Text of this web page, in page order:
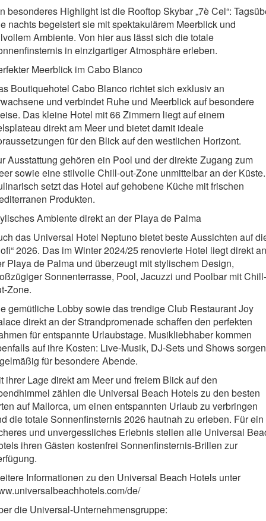
besonderes Highlight ist die Rooftop Skybar „7è Cel“:
nachts begeistert sie mit spektakulärem Meerblick und
Ambiente. Von hier aus lässt sich die totale
in einzigartiger Atmosphäre erleben.
Meerblick im Cabo Blanco
Boutiquehotel Cabo Blanco richtet sich exklusiv an
und verbindet Ruhe und Meerblick auf besondere
Das kleine Hotel mit 66 Zimmern liegt auf einem
direkt am Meer und bietet damit ideale
für den Blick auf den westlichen Horizont.
Ausstattung gehören ein Pool und der direkte Zugang zum
sowie eine stilvolle Chill-out-Zone unmittelbar an der Küste.
setzt das Hotel auf gehobene Küche mit frischen
Produkten.
Ambiente direkt an der Playa de Palma
das Universal Hotel Neptuno bietet beste Aussichten auf
2026. Das im Winter 2024/25 renovierte Hotel liegt direkt an
Playa de Palma und überzeugt mit stylischem Design,
Sonnenterrasse, Pool, Jacuzzi und Poolbar mit Chill-
Zone.
gemütliche Lobby sowie das trendige Club Restaurant Joy
direkt an der Strandpromenade schaffen den perfekten
für entspannte Urlaubstage. Musikliebhaber kommen
auf ihre Kosten: Live-Musik, DJ-Sets und Shows sorgen
für besondere Abende.
ihrer Lage direkt am Meer und freiem Blick auf den
zählen die Universal Beach Hotels zu den besten
auf Mallorca, um einen entspannten Urlaub zu verbringen
die totale Sonnenfinsternis 2026 hautnah zu erleben. Für ein
und unvergessliches Erlebnis stellen alle Universal
ihren Gästen kostenfrei Sonnenfinsternis-Brillen zur
Informationen zu den Universal Beach Hotels unter
de/
die Universal-Unternehmensgruppe: